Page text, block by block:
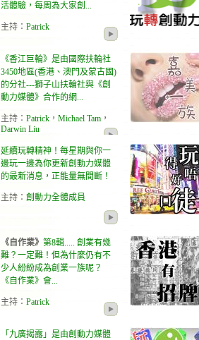
活體驗，每周為大家創...
主持 ： Patrick
《香江巨輪》是由國際扶輪社
3450地區(香港、澳門及蒙古國)
的分社---獅子山扶輪社與《創
動力媒體》合作的網...
主持 ： Patrick ， Michael Tam ，
Darwin Liu
延續玩轉精神！每星期與你一
邊玩一邊為你更新創動力媒體
的最新消息，正能量無間斷！
主持 ： 創動力全體成員
《自作業》 第8輯..... 創業有幾
難？一定難！但為什麼仍有不
少人紛紛成為創業一族呢？
《自作業》會...
主持 ： Patrick
「九廣揭露」是由創動力媒體